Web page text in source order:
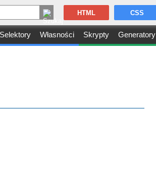
Selektory Własności Skrypty Generatory
HTML CSS